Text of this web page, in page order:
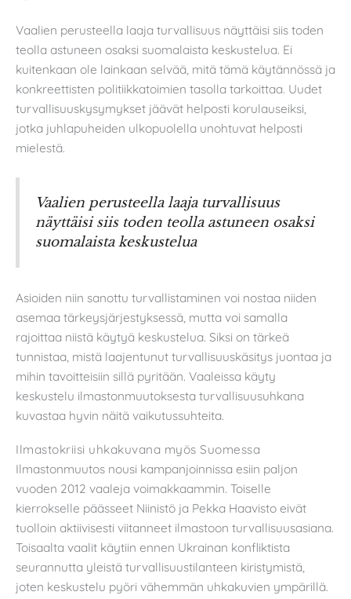
Vaalien perusteella laaja turvallisuus näyttäisi siis toden
teolla astuneen osaksi suomalaista keskustelua. Ei
kuitenkaan ole lainkaan selvää, mitä tämä käytännössä ja
konkreettisten politiikkatoimien tasolla tarkoittaa. Uudet
turvallisuuskysymykset jäävät helposti korulauseiksi,
jotka juhlapuheiden ulkopuolella unohtuvat helposti
mielestä.
Vaalien perusteella laaja turvallisuus
näyttäisi siis toden teolla astuneen osaksi
suomalaista keskustelua
Asioiden niin sanottu turvallistaminen voi nostaa niiden
asemaa tärkeysjärjestyksessä, mutta voi samalla
rajoittaa niistä käytyä keskustelua. Siksi on tärkeä
tunnistaa, mistä laajentunut turvallisuuskäsitys juontaa ja
mihin tavoitteisiin sillä pyritään. Vaaleissa käyty
keskustelu ilmastonmuutoksesta turvallisuusuhkana
kuvastaa hyvin näitä vaikutussuhteita.
Ilmastokriisi uhkakuvana myös Suomessa
Ilmastonmuutos nousi kampanjoinnissa esiin paljon
vuoden 2012 vaaleja voimakkaammin. Toiselle
kierrokselle päässeet Niinistö ja Pekka Haavisto eivät
tuolloin aktiivisesti viitanneet ilmastoon turvallisuusasiana.
Toisaalta vaalit käytiin ennen Ukrainan konfliktista
seurannutta yleistä turvallisuustilanteen kiristymistä,
joten keskustelu pyöri vähemmän uhkakuvien ympärillä.